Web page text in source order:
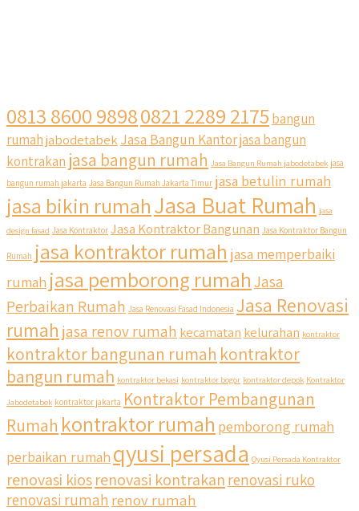
0813 8600 98980821 2289 2175 bangun
rumahjabodetabek Jasa Bangun Kantorjasa bangun
kontrakan jasa bangun rumah Jasa Bangun Rumah jabodetabek jasa
bangun rumah jakarta Jasa Bangun Rumah Jakarta Timur jasa betulin rumah
jasa bikin rumahJasa Buat Rumah jasa
design fasad Jasa Kontraktor Jasa Kontraktor Bangunan Jasa Kontraktor Bangun
Rumah jasa kontraktor rumah jasa memperbaiki
rumah jasa pemborong rumahJasa
Perbaikan Rumah Jasa Renovasi Fasad Indonesia Jasa Renovasi
rumah jasa renov rumah kecamatan kelurahan kontraktor
kontraktor bangunan rumah kontraktor
bangun rumah kontraktor bekasi kontraktor bogor kontraktor depok Kontraktor
Jabodetabek kontraktor jakarta Kontraktor Pembangunan
Rumah kontraktor rumah pemborong rumah
perbaikan rumah qyusi persada Qyusi Persada Kontraktor
renovasi kiosrenovasi kontrakanrenovasi ruko
renovasi rumah renov rumah